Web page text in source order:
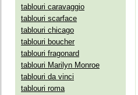
tablouri caravaggio
tablouri scarface
tablouri chicago
tablouri boucher
tablouri fragonard
tablouri Marilyn Monroe
tablouri da vinci
tablouri roma